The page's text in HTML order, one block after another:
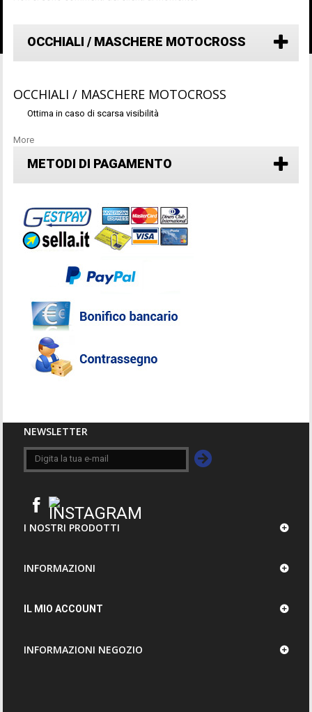
OCCHIALI / MASCHERE MOTOCROSS
OCCHIALI / MASCHERE MOTOCROSS
Ottima in caso di scarsa visibilità
More
METODI DI PAGAMENTO
NEWSLETTER
I NOSTRI PRODOTTI
INFORMAZIONI
IL MIO ACCOUNT
INFORMAZIONI NEGOZIO